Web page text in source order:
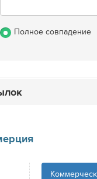
Полное совпадение